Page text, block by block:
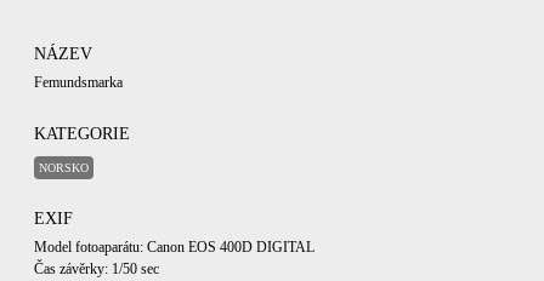
NÁZEV
Femundsmarka
KATEGORIE
NORSKO
EXIF
Model fotoaparátu: Canon EOS 400D DIGITAL
Čas závěrky: 1/50 sec